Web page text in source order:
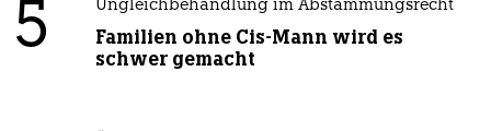
5 Ungleichbehandlung im Abstammungsrecht
Familien ohne Cis-Mann wird es
schwer gemacht